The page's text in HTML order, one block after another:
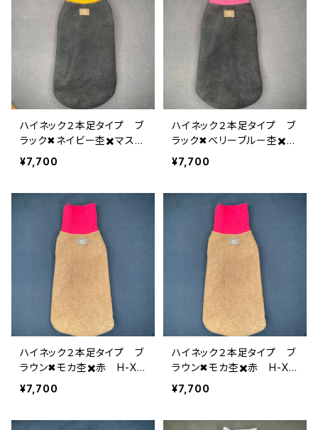
ハイネック２本足タイプ ブ
ラック✖︎ネイビー杢✖️マスタ
ード H-XL-014
¥7,700
ハイネック２本足タイプ ブ
ラック✖︎ベリーブルー杢✖️ピ
ンク H-XL-013
¥7,700
ハイネック２本足タイプ ブ
ラウン✖︎モカ杢✖️赤 H-XL
-012c
¥7,700
ハイネック２本足タイプ ブ
ラウン✖︎モカ杢✖️赤 H-XL
-012b
¥7,700